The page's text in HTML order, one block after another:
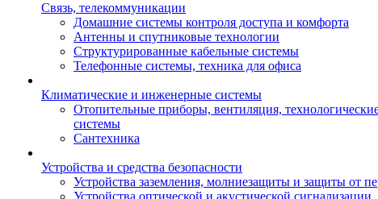
Связь, телекоммуникации
Домашние системы контроля доступа и комфорта
Антенны и спутниковые технологии
Структурированные кабельные системы
Телефонные системы, техника для офиса
Климатические и инженерные системы
Отопительные приборы, вентиляция,
системы
Сантехника
Устройства и средства безопасности
Устройства заземления, молниезащиты и защиты от
Устройства оптической и акустической сигнализации